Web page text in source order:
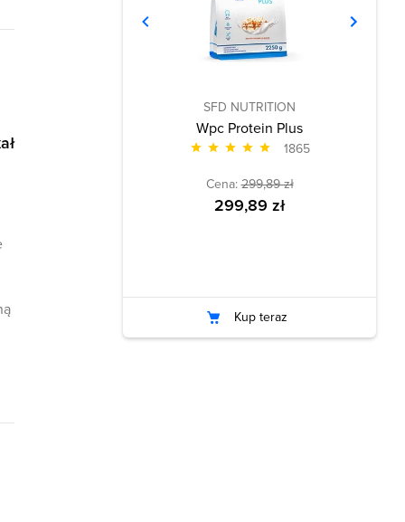
SFD NUTRITION
Wpc Protein Plus
1865
Cena:299,89 zł
299,89 zł
Kup teraz